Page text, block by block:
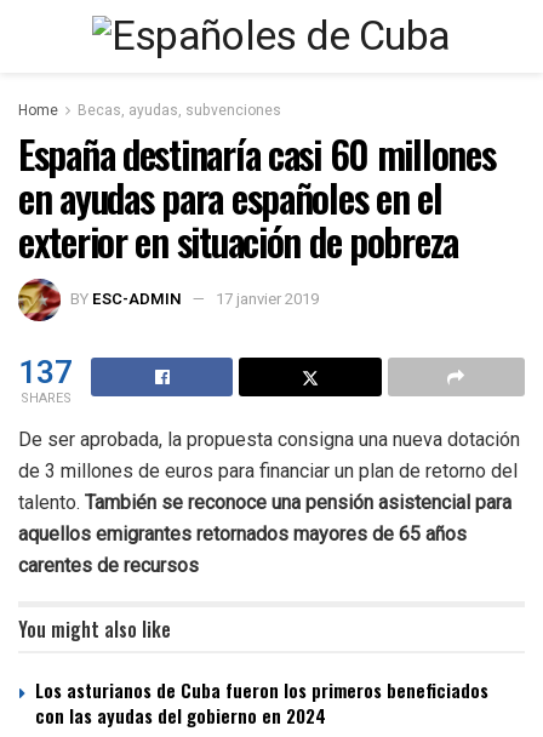
Home Becas, ayudas, subvenciones
España destinaría casi 60 millones
en ayudas para españoles en el
exterior en situación de pobreza
BY ESC-ADMIN 17 janvier 2019
137
SHARES
De ser aprobada, la propuesta consigna una nueva dotación
de 3 millones de euros para financiar un plan de retorno del
talento. También se reconoce una pensión asistencial para
aquellos emigrantes retornados mayores de 65 años
carentes de recursos
You might also like
Los asturianos de Cuba fueron los primeros beneficiados
con las ayudas del gobierno en 2024